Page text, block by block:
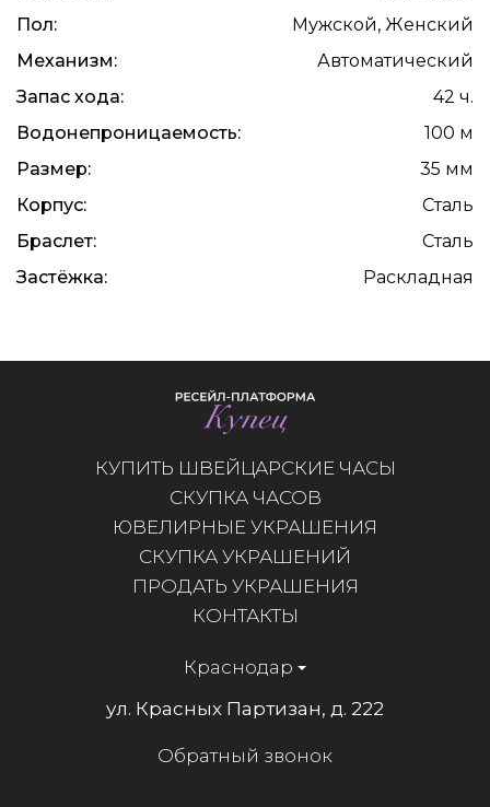
Пол:
Мужской, Женский
Механизм:
Автоматический
Запас хода:
42 ч.
Водонепроницаемость:
100 м
Размер:
35 мм
Корпус:
Сталь
Браслет:
Сталь
Застёжка:
Раскладная
КУПИТЬ ШВЕЙЦАРСКИЕ ЧАСЫ
СКУПКА ЧАСОВ
ЮВЕЛИРНЫЕ УКРАШЕНИЯ
СКУПКА УКРАШЕНИЙ
ПРОДАТЬ УКРАШЕНИЯ
КОНТАКТЫ
Краснодар
ул. Красных Партизан, д. 222
Обратный звонок